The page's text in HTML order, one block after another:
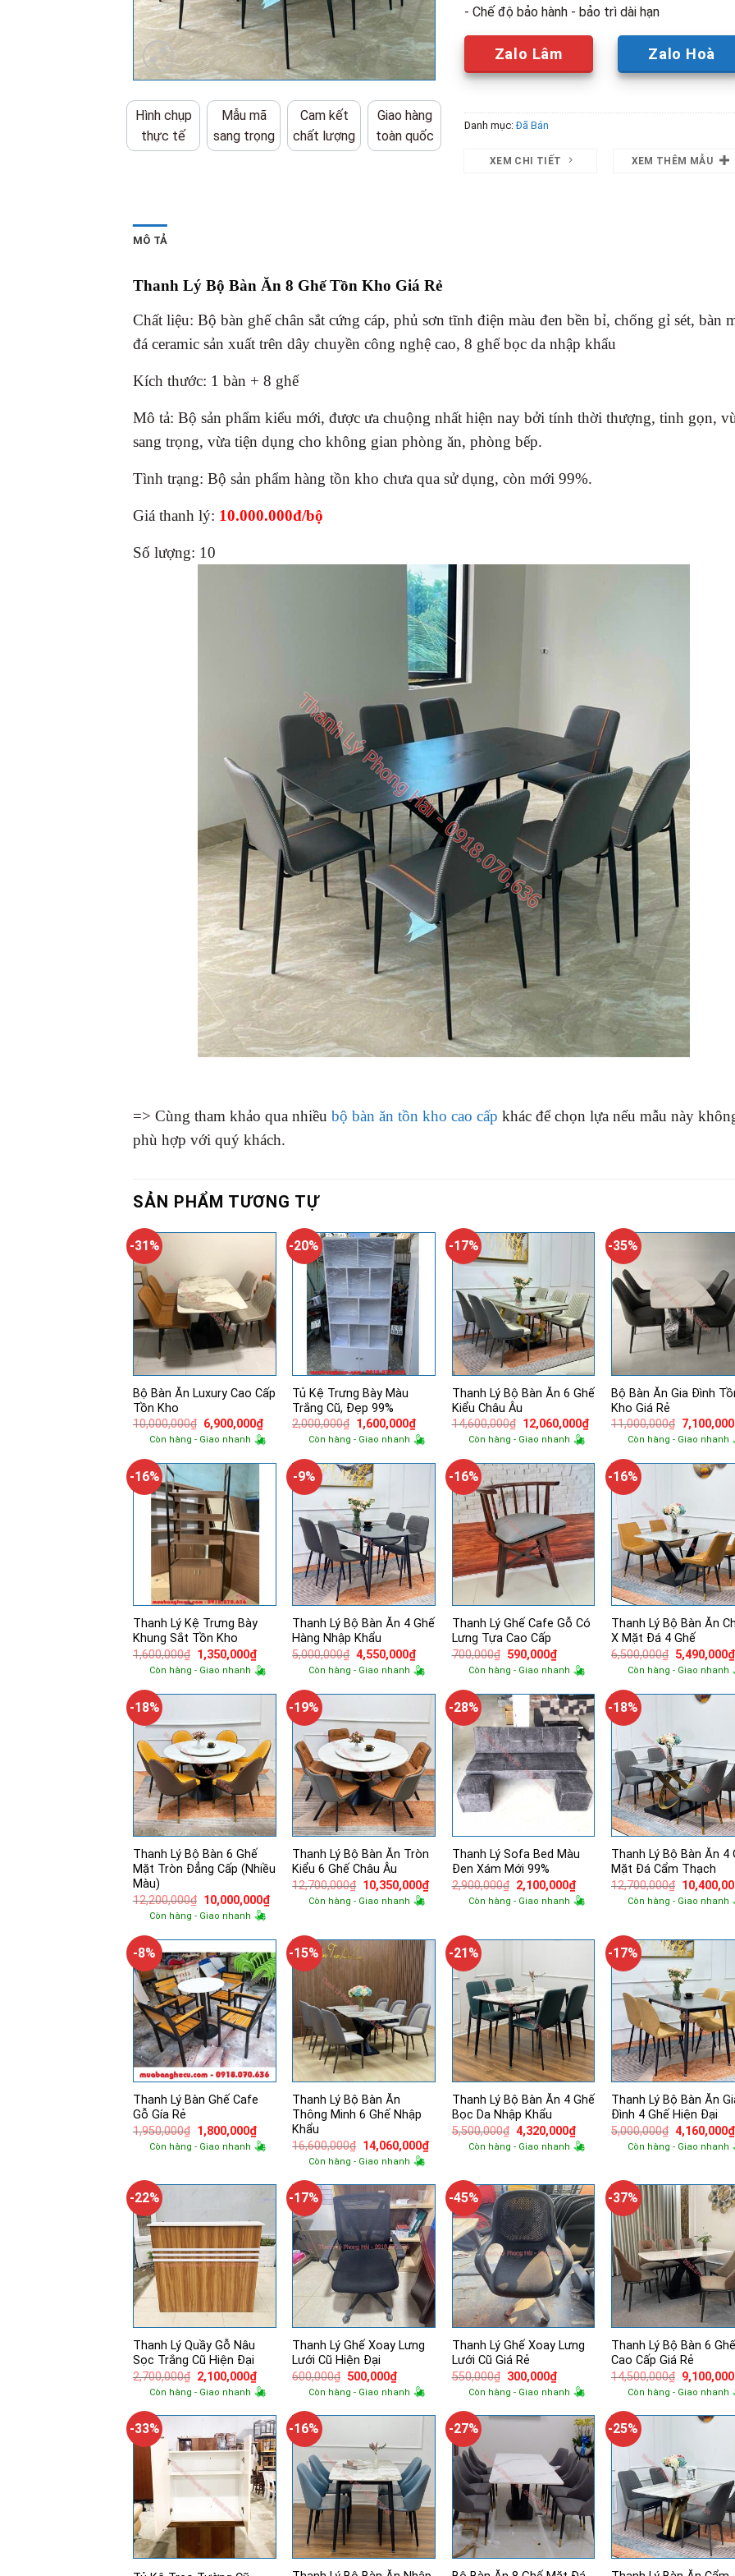
Hình chụp
thực tế
Mẫu mã
sang trọng
Cam kết
chất lượng
Giao hàng
toàn quốc
- Chế độ bảo hành - bảo trì dài hạn
Zalo Lâm Zalo Hoà
Danh mục:Đã Bán
XEM CHI TIẾT XEM THÊM MẪU
MÔ TẢ
Thanh Lý Bộ Bàn Ăn 8 Ghế Tồn Kho Giá Rẻ
Chất liệu: Bộ bàn ghế chân sắt cứng cáp, phủ sơn tĩnh điện màu đen bền bỉ, chống gỉ sét, bàn
đá ceramic sản xuất trên dây chuyền công nghệ cao, 8 ghế bọc da nhập khẩu
Kích thước: 1 bàn + 8 ghế
Mô tả: Bộ sản phẩm kiểu mới, được ưa chuộng nhất hiện nay bởi tính thời thượng, tinh gọn,
sang trọng, vừa tiện dụng cho không gian phòng ăn, phòng bếp.
Tình trạng: Bộ sản phẩm hàng tồn kho chưa qua sử dụng, còn mới 99%.
Giá thanh lý: 10.000.000đ/bộ
Số lượng: 10
=> Cùng tham khảo qua nhiều bộ bàn ăn tồn kho cao cấp khác để chọn lựa nếu mẫu này
phù hợp với quý khách.
SẢN PHẨM TƯƠNG TỰ
-31%
Bộ Bàn Ăn Luxury Cao Cấp
Tồn Kho
10,000,000₫ Giá
gốc
là:
6,900,000₫Giá
hiện
tại
6,900,000₫.
Còn hàng - Giao nhanh
-20%
Tủ Kệ Trưng Bày Màu
Trắng Cũ, Đẹp 99%
2,000,000₫ Giá
gốc
là:
1,600,000₫Giá
hiện
tại
1,600,000₫.
Còn hàng - Giao nhanh
-17%
Thanh Lý Bộ Bàn Ăn 6 Ghế
Kiểu Châu Âu
14,600,000₫ Giá
gốc
là:
12,060,000₫Giá
hiện
12,060,000₫.
Còn hàng - Giao nhanh
-35%
Bộ Bàn Ăn Gia Đình
Kho Giá Rẻ
11,000,000₫ Giá
gốc
là:
7,100,000
Còn hàng - Giao nhanh
-16%
Thanh Lý Kệ Trưng Bày
Khung Sắt Tồn Kho
1,600,000₫ Giá
gốc
là:
1,350,000₫Giá
hiện
tại
1,350,000₫.
Còn hàng - Giao nhanh
-9%
Thanh Lý Bộ Bàn Ăn 4 Ghế
Hàng Nhập Khẩu
5,000,000₫ Giá
gốc
là:
4,550,000₫Giá
hiện
tại
4,550,000₫.
Còn hàng - Giao nhanh
-16%
Thanh Lý Ghế Cafe Gỗ Có
Lưng Tựa Cao Cấp
700,000₫ Giá
gốc
là:
590,000₫Giá
hiện
tại
590,000₫.
Còn hàng - Giao nhanh
-16%
Thanh Lý Bộ Bàn Ăn
X Mặt Đá 4 Ghế
6,500,000₫ Giá
gốc
là:
5,490,000₫
Còn hàng - Giao nhanh
-18%
Thanh Lý Bộ Bàn 6 Ghế
Mặt Tròn Đẳng Cấp (Nhiều
Màu)
12,200,000₫ Giá
gốc
là:
10,000,000₫Giá
10,000,000₫.
Còn hàng - Giao nhanh
-19%
Thanh Lý Bộ Bàn Ăn Tròn
Kiểu 6 Ghế Châu Âu
12,700,000₫ Giá
gốc
là:
10,350,000₫Giá
Còn hàng - Giao nhanh
-28%
Thanh Lý Sofa Bed Màu
Đen Xám Mới 99%
2,900,000₫ Giá
gốc
là:
2,100,000₫Giá
hiện
tại
Còn hàng - Giao nhanh
-18%
Thanh Lý Bộ Bàn Ăn 4
Mặt Đá Cẩm Thạch
12,700,000₫ Giá
gốc
là:
Còn hàng - Giao nhanh
-8%
Thanh Lý Bàn Ghế Cafe
Gỗ Gía Rẻ
1,950,000₫ Giá
gốc
là:
1,800,000₫Giá
hiện
tại
Còn hàng - Giao nhanh
-15%
Thanh Lý Bộ Bàn Ăn
Thông Minh 6 Ghế Nhập
Khẩu
16,600,000₫ Giá
gốc
là:
14,060,000₫Giá
14,060,000₫.
Còn hàng - Giao nhanh
-21%
Thanh Lý Bộ Bàn Ăn 4 Ghế
Bọc Da Nhập Khẩu
5,500,000₫ Giá
gốc
là:
4,320,000₫Giá
hiện
tại
Còn hàng - Giao nhanh
-17%
Thanh Lý Bộ Bàn Ăn
Đình 4 Ghế Hiện Đại
5,000,000₫ Giá
gốc
là:
4,160,000₫
Còn hàng - Giao nhanh
-22%
Thanh Lý Quầy Gỗ Nâu
Sọc Trắng Cũ Hiện Đại
2,700,000₫ Giá
gốc
là:
2,100,000₫Giá
hiện
tại
2,100,000₫.
Còn hàng - Giao nhanh
-17%
Thanh Lý Ghế Xoay Lưng
Lưới Cũ Hiện Đại
600,000₫ Giá
gốc
là:
500,000₫Giá
hiện
tại
500,000₫.
Còn hàng - Giao nhanh
-45%
Thanh Lý Ghế Xoay Lưng
Lưới Cũ Giá Rẻ
550,000₫ Giá
gốc
là:
300,000₫Giá
hiện
tại
300,000₫.
Còn hàng - Giao nhanh
-37%
Thanh Lý Bộ Bàn 6 Ghế
Cao Cấp Giá Rẻ
14,500,000₫ Giá
gốc
là:
9,100,000
Còn hàng - Giao nhanh
-33% -16% -27% -25%